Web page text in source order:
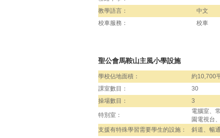
教學語言：
中文
校車服務：
校車
聖公會馬鞍山主風小學設施
學校佔地面積：
約10,700
課室數目：
30
操場數目：
3
特別室：
電腦室、
園電視台
支援有特殊學習需要學生的設施：
斜道、暢